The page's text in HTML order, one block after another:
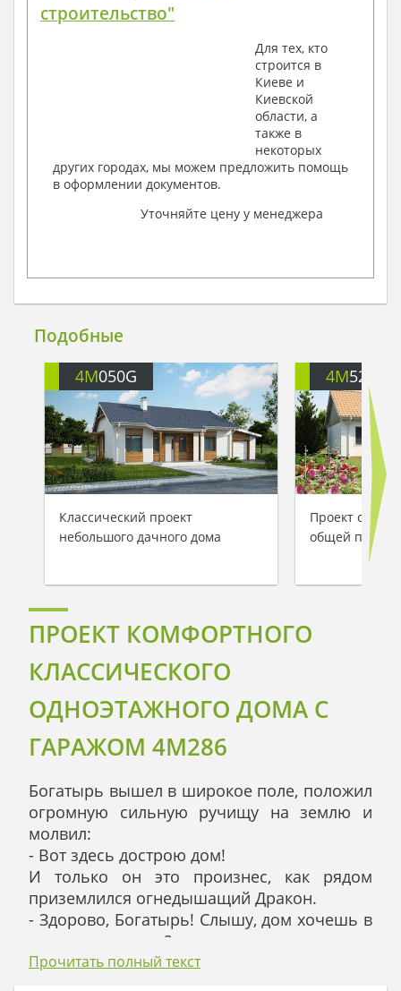
строительство"
Для тех, кто
строится в
Киеве и
Киевской
области, а
также в
некоторых
других городах, мы можем предложить помощь
в оформлении документов.
Уточняйте цену у менеджера
Подобные
4M050G
Классический проект
небольшого дачного дома
4M524
Проект
общей
ПРОЕКТ КОМФОРТНОГО
КЛАССИЧЕСКОГО
ОДНОЭТАЖНОГО ДОМА С
ГАРАЖОМ 4M286
Богатырь вышел в широкое поле, положил
огромную сильную ручищу на землю и
молвил:
- Вот здесь дострою дом!
И только он это произнес, как рядом
приземлился огнедышащий Дракон.
- Здорово, Богатырь! Слышу, дом хочешь в
поле построить? - просило летающее
существо.
Прочитать полный текст